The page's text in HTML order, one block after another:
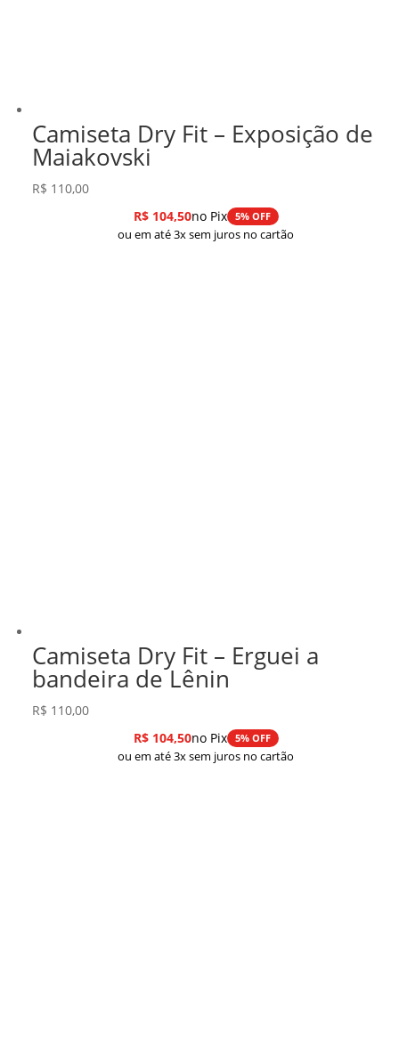
Camiseta Dry Fit – Exposição de
Maiakovski
R$ 110,00
R$104,50no Pix 5% OFF
ou em até 3x sem juros no cartão
Camiseta Dry Fit – Erguei a
bandeira de Lênin
R$ 110,00
R$104,50no Pix 5% OFF
ou em até 3x sem juros no cartão